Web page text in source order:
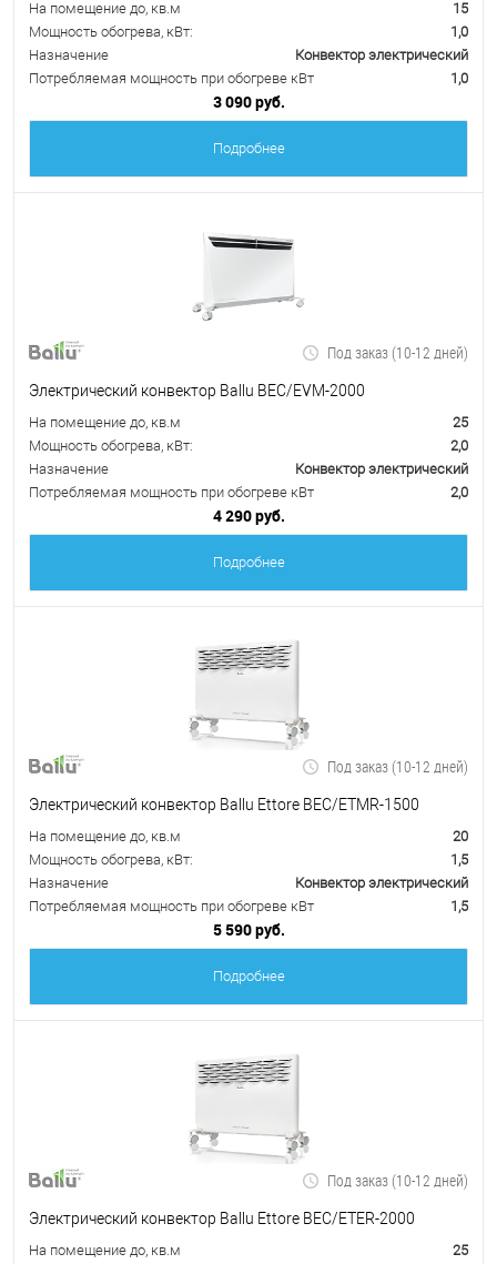
На помещение до, кв.м
15
Мощность обогрева, кВт:
1,0
Назначение
Конвектор электрический
Потребляемая мощность при обогреве кВт
1,0
3 090 руб.
Подробнее
Под заказ (10-12 дней)
Электрический конвектор Ballu BEC/EVM-2000
На помещение до, кв.м
25
Мощность обогрева, кВт:
2,0
Назначение
Конвектор электрический
Потребляемая мощность при обогреве кВт
2,0
4 290 руб.
Подробнее
Под заказ (10-12 дней)
Электрический конвектор Ballu Ettore BEC/ETMR-1500
На помещение до, кв.м
20
Мощность обогрева, кВт:
1,5
Назначение
Конвектор электрический
Потребляемая мощность при обогреве кВт
1,5
5 590 руб.
Подробнее
Под заказ (10-12 дней)
Электрический конвектор Ballu Ettore BEC/ETER-2000
На помещение до, кв.м
25